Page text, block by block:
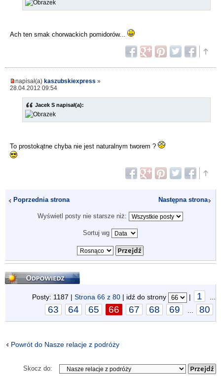
Ach ten smak chorwackich pomidorów...
napisał(a) kaszubskiexpress »
28.04.2012 09:54
Jacek S napisał(a):
To prostokątne chyba nie jest naturalnym tworem ?
Poprzednia strona Następna strona
Wyświetl posty nie starsze niż:
Sortuj wg
Odpowiedz
Posty: 1187 | Strona 66 z 80 | idź do strony | 1 ...
63 64 65 66 67 68 69 ... 80
Powrót do Nasze relacje z podróży
Skocz do: